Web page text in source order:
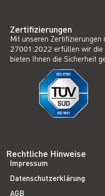
Zertifizierungen
Mit unseren Zertifizierungen
27001:2022 erfüllen wir die
bieten Ihnen die Sicherheit
Rechtliche Hinweise
Impressum
Datenschutzerklärung
AGB